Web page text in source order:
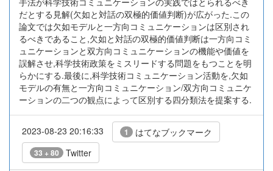
だとする見解(欠如と対話の双極的価値判断)が広がった.この
論文では欠如モデルと一方向コミュニケーションは区別され
るべきであること,欠如と対話の双極的価値判断は一方向コミ
ュニケーションと双方向コミュニケーションの機能や価値を
誤解させ,科学技術政策をミスリードする問題をもつことを明
らかにする.最後に,科学技術コミュニケーション活動を,欠如
モデルの有無と一方向コミュニケーション/双方向コミュニケ
ーションの二つの観点によって区別する四分類法を提案する.
2023-08-23 20:16:33 1 はてなブックマーク
33 + 80 Twitter